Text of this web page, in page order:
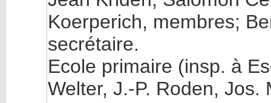
Koerperich, membres;
secrétaire.
Ecole primaire (insp. à
Welter, J.-P. Roden, Jos.